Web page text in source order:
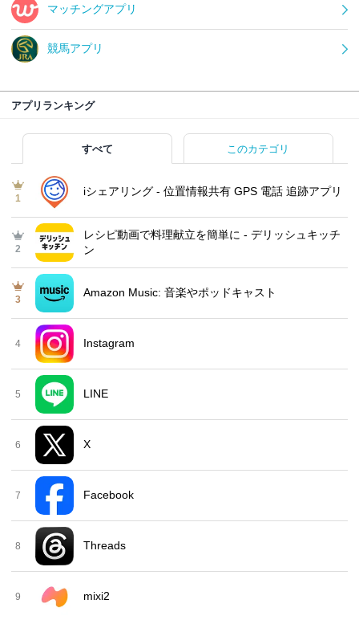
マッチングアプリ
競馬アプリ
アプリランキング
すべて このカテゴリ
1
iシェアリング - 位置情報共有 GPS 電話 追跡アプリ
2
レシピ動画で料理献立を簡単‪に - デリッシュキッチ
ン
3
Amazon Music: 音楽やポッドキャスト
4 Instagram
5 LINE
6 X
7 Facebook
8 Threads
9 mixi2